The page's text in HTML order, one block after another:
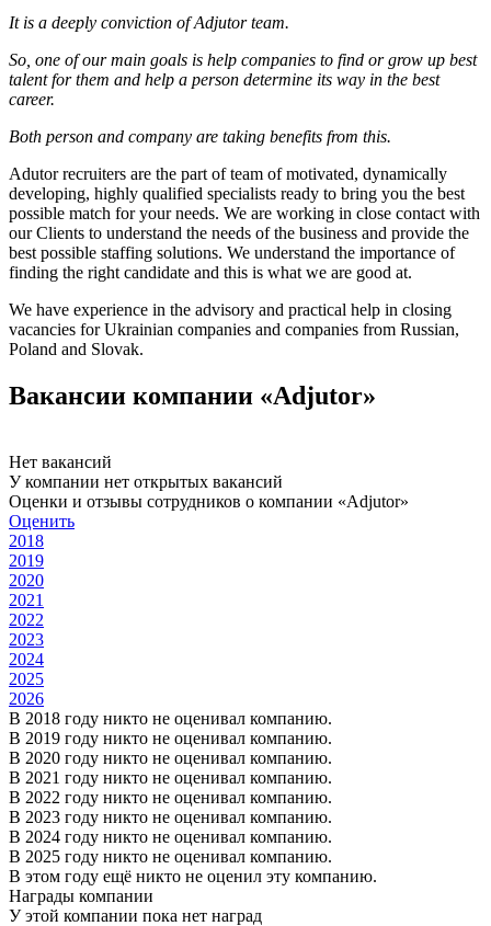
It is a deeply conviction of Adjutor team.
So, one of our main goals is help companies to find or grow up best
talent for them and help a person determine its way in the best
career.
Both person and company are taking benefits from this.
Adutor recruiters are the part of team of motivated, dynamically
developing, highly qualified specialists ready to bring you the best
possible match for your needs. We are working in close contact with
our Clients to understand the needs of the business and provide the
best possible staffing solutions. We understand the importance of
finding the right candidate and this is what we are good at.
We have experience in the advisory and practical help in closing
vacancies for Ukrainian companies and companies from Russian,
Poland and Slovak.
Вакансии компании «Adjutor»
Нет вакансий
У компании нет открытых вакансий
Оценки и отзывы сотрудников о компании «Adjutor»
Оценить
2018
2019
2020
2021
2022
2023
2024
2025
2026
В 2018 году никто не оценивал компанию.
В 2019 году никто не оценивал компанию.
В 2020 году никто не оценивал компанию.
В 2021 году никто не оценивал компанию.
В 2022 году никто не оценивал компанию.
В 2023 году никто не оценивал компанию.
В 2024 году никто не оценивал компанию.
В 2025 году никто не оценивал компанию.
В этом году ещё никто не оценил эту компанию.
Награды компании
У этой компании пока нет наград